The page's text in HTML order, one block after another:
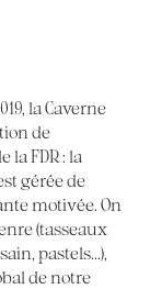
la Caverne
de
la FDR : la
gérée de
motivée. On
(tasseaux
pastels...),
de notre